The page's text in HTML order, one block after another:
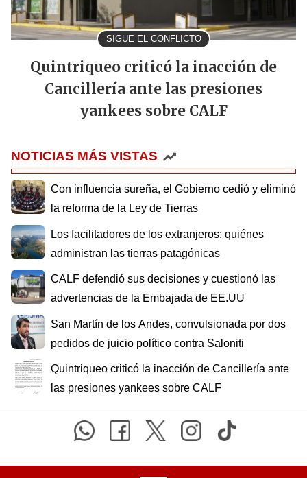
SIGUE EL CONFLICTO
Quintriqueo criticó la inacción de
Cancillería ante las presiones
yankees sobre CALF
NOTICIAS MÁS VISTAS
Con influencia sureña, el Gobierno cedió y eliminó
la reforma de la Ley de Tierras
Los facilitadores de los extranjeros: quiénes
administran las tierras patagónicas
CALF defendió sus decisiones y cuestionó las
advertencias de la Embajada de EE.UU
San Martín de los Andes, convulsionada por dos
pedidos de juicio político contra Saloniti
Quintriqueo criticó la inacción de Cancillería ante
las presiones yankees sobre CALF